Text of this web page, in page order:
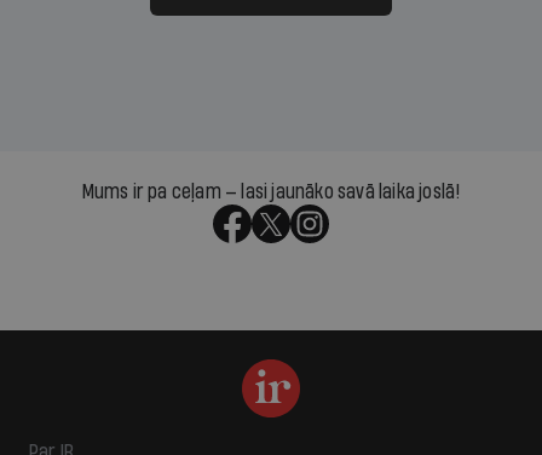
Mums ir pa ceļam — lasi jaunāko savā laika joslā!